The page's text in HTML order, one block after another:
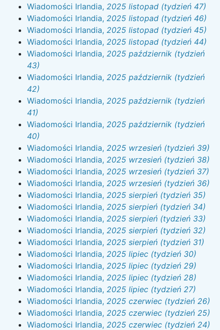
Wiadomości Irlandia, 2025 listopad (tydzień 47)
Wiadomości Irlandia, 2025 listopad (tydzień 46)
Wiadomości Irlandia, 2025 listopad (tydzień 45)
Wiadomości Irlandia, 2025 listopad (tydzień 44)
Wiadomości Irlandia, 2025 październik (tydzień
43)
Wiadomości Irlandia, 2025 październik (tydzień
42)
Wiadomości Irlandia, 2025 październik (tydzień
41)
Wiadomości Irlandia, 2025 październik (tydzień
40)
Wiadomości Irlandia, 2025 wrzesień (tydzień 39)
Wiadomości Irlandia, 2025 wrzesień (tydzień 38)
Wiadomości Irlandia, 2025 wrzesień (tydzień 37)
Wiadomości Irlandia, 2025 wrzesień (tydzień 36)
Wiadomości Irlandia, 2025 sierpień (tydzień 35)
Wiadomości Irlandia, 2025 sierpień (tydzień 34)
Wiadomości Irlandia, 2025 sierpień (tydzień 33)
Wiadomości Irlandia, 2025 sierpień (tydzień 32)
Wiadomości Irlandia, 2025 sierpień (tydzień 31)
Wiadomości Irlandia, 2025 lipiec (tydzień 30)
Wiadomości Irlandia, 2025 lipiec (tydzień 29)
Wiadomości Irlandia, 2025 lipiec (tydzień 28)
Wiadomości Irlandia, 2025 lipiec (tydzień 27)
Wiadomości Irlandia, 2025 czerwiec (tydzień 26)
Wiadomości Irlandia, 2025 czerwiec (tydzień 25)
Wiadomości Irlandia, 2025 czerwiec (tydzień 24)